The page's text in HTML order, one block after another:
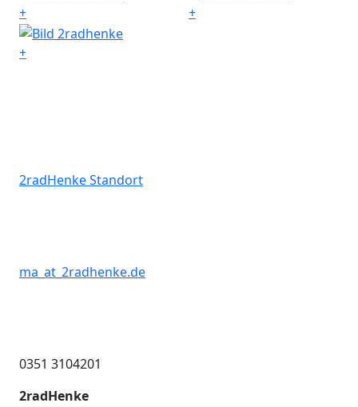
+ +
+
2radHenke Standort
ma _at_ 2radhenke.de
0351 3104201
2radHenke